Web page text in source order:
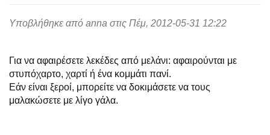
Υποβλήθηκε από anna στις Πέμ, 2012-05-31 12:22
Για να αφαιρέσετε λεκέδες από μελάνι: αφαιρούνται με
στυπόχαρτο, χαρτί ή ένα κομμάτι πανί.
Εάν είναι ξεροί, μπορείτε να δοκιμάσετε να τους
μαλακώσετε με λίγο γάλα.